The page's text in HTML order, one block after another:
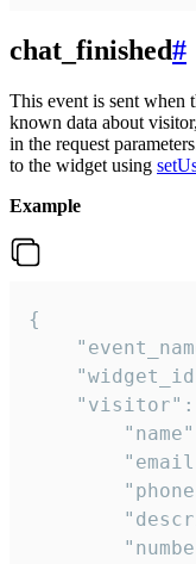
chat_finished#
This event is sent when
known data about
in the request
to the widget using
Example
{